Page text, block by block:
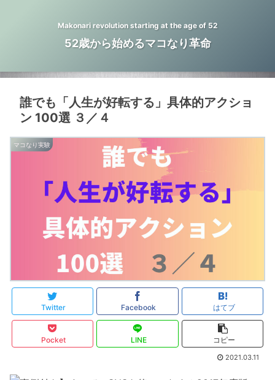
Makonari revolution starting at the age of 52
52歳から始めるマコなり革命
誰でも「人生が好転する」具体的アクショ
ン 100選 ３／４
マコなり実験
Twitter Facebook はてブ
Pocket LINE コピー
2021.03.11